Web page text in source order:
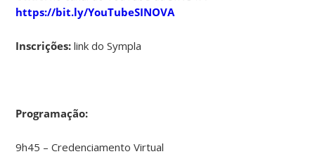
https://bit.ly/YouTubeSINOVA
Inscrições: link do Sympla
Programação:
9h45 – Credenciamento Virtual